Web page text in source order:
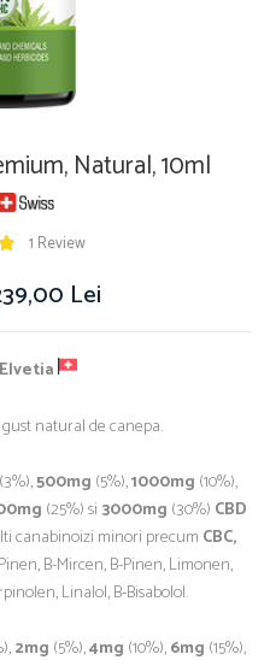
Natural, 10ml
1 Review
Lei
Elvetia
gust natural de canepa.
(3%),500mg (5%),1000mg (10%),
(25%) si 3000mg (30%) CBD
canabinoizi minori precum CBC,
B-Mircen, B-Pinen, Limonen,
Linalol, B-Bisabolol.
2mg (5%),4mg (10%),6mg (15%),